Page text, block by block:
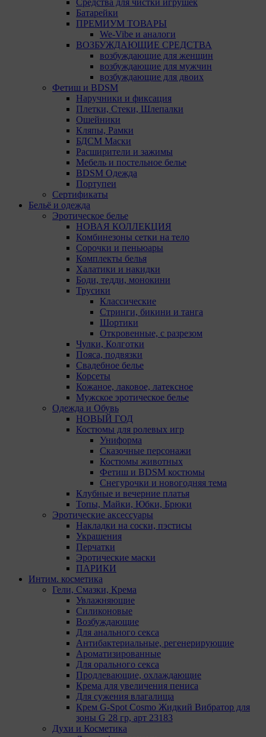
Средства для чистки игрушек
Батарейки
ПРЕМИУМ ТОВАРЫ
We-Vibe и аналоги
ВОЗБУЖДАЮЩИЕ СРЕДСТВА
возбуждающие для женщин
возбуждающие для мужчин
возбуждающие для двоих
Фетиш и BDSM
Наручники и фиксация
Плетки, Стеки, Шлепалки
Ошейники
Кляпы, Рамки
БДСМ Маски
Расширители и зажимы
Мебель и постельное белье
BDSM Одежда
Портупеи
Сертификаты
Бельё и одежда
Эротическое белье
НОВАЯ КОЛЛЕКЦИЯ
Комбинезоны сетки на тело
Сорочки и пеньюары
Комплекты белья
Халатики и накидки
Боди, тедди, монокини
Трусики
Классические
Стринги, бикини и танга
Шортики
Откровенные, с разрезом
Чулки, Колготки
Пояса, подвязки
Свадебное белье
Корсеты
Кожаное, лаковое, латексное
Мужское эротическое белье
Одежда и Обувь
НОВЫЙ ГОД
Костюмы для ролевых игр
Униформа
Сказочные персонажи
Костюмы животных
Фетиш и BDSM костюмы
Снегурочки и новогодняя тема
Клубные и вечерние платья
Топы, Майки, Юбки, Брюки
Эротические аксессуары
Накладки на соски, пэстисы
Украшения
Перчатки
Эротические маски
ПАРИКИ
Интим. косметика
Гели, Смазки, Крема
Увлажняющие
Силиконовые
Возбуждающие
Для анального секса
Антибактериальные, регенерирующие
Ароматизированные
Для орального секса
Продлевающие, охлаждающие
Крема для увеличения пениса
Для сужения влагалища
Крем G-Spot Cosmo Жидкий Вибратор для
зоны G 28 гр, арт 23183
Духи и Косметика
Internet Explorer
15. Пользователь всегда может направить сообщение
с имеющимся у него вопросом, в части
использования файлов сookie, на электронную почту
Общества:amorby80447490990@gmail.com
Настройка cookie
Мы обрабатываем куки в соответствии с
нижеуказанными целями и не используем их для
идентификации субъектов персональных данных.
Мы поручаем обрабатывать куки для исполнения
указанных целей компаниям (уполномоченным
Аналитические Cookie
Аналитические куки позволяют определять
предпочтения пользователей сайта. Компании,
которым мы поручаем обработку статистических
Яндекс Метрика – сервис веб-аналитики,
предоставляемый ООО «Яндекс». Адрес: г.
Москва, ул. Льва Толстого, д. 16, 119021.
Политика конфиденциальности Яндекс.
Google Analytics – сервис веб-аналитики,
предоставляемый компанией Google, Inc.
Адрес: Google, Google Data Protection Office,
1600 Amphitheatre Pkwy, Mountain View, CA
94043, USA. Политика конфиденциальности
Google.
Matomo — это система веб-аналитики, которая
позволяет следит за доступностью сервисов,
предоставляемых myfin.by. Адрес: ООО «Рэкун
технолоджи», 220069 г. Минск, пр-т
Дзержинского, д.3Б, пом.44.
Pixel Meta- сервис передает данные о действиях
пользователя в рекламный кабинет Meta Ads
Manager. Адрес: Meta Platforms Inc., 1601 Willow
Road ,Menlo Park,CA,94025.
Пиксель VK Рекламы - сервис позволяет
показывать рекламу на площадке VK
пользователям, которые посещали сайт. Адрес:
ООО «ВК», РФ, 125167, г. Москва,
Ленинградский проспект, д. 39, стр. 79, БЦ
«SkyLight».
Рекламные Cookie
Компании, которым мы поручаем обработку данных
для данной цели:
Яндекса рекламная сеть (Yandex Mobile Ads,
ADFOX) - сервис показа контекстной рекламы.
Адрес: Yandex Europe AG, Werftestrasse 4, CH-
6005 Luzern, Switzerland.
Google Ads - сервис показа контекстной
рекламы, предоставляемый компанией Google
Ireland Ltd, Gordon House Barrow Street Dublin 4,